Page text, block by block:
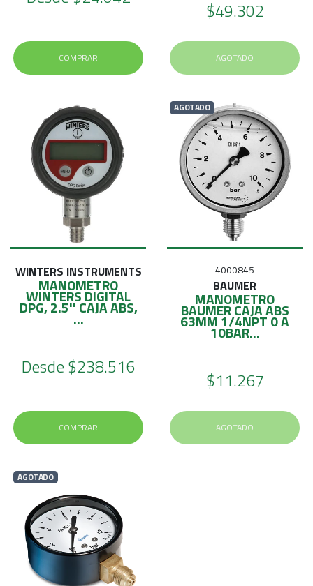
COMPRAR
$49.302
AGOTADO
WINTERS INSTRUMENTS
MANOMETRO
WINTERS DIGITAL
DPG, 2.5'' CAJA ABS,
...
Desde$238.516
COMPRAR
AGOTADO
4000845
BAUMER
MANOMETRO
BAUMER CAJA ABS
63MM 1/4NPT 0 A
10BAR...
$11.267
AGOTADO
AGOTADO